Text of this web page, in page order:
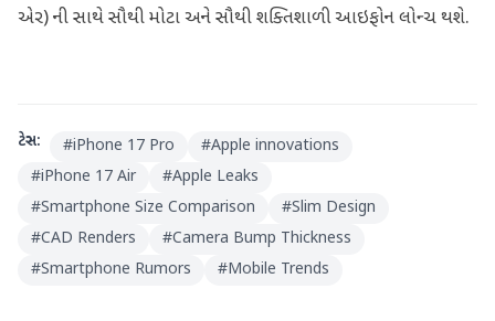
એર) ની સાથે સૌથી મોટા અને સૌથી શક્તિશાળી આઇફોન લોન્ચ થશે.
ટેગ્સ: #iPhone 17 Pro #Apple innovations
#iPhone 17 Air #Apple Leaks
#Smartphone Size Comparison #Slim Design
#CAD Renders #Camera Bump Thickness
#Smartphone Rumors #Mobile Trends